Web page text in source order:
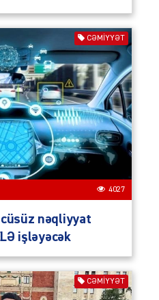
CƏMIYYƏT
4027
nəqliyyat
işləyəcək
CƏMIYYƏT